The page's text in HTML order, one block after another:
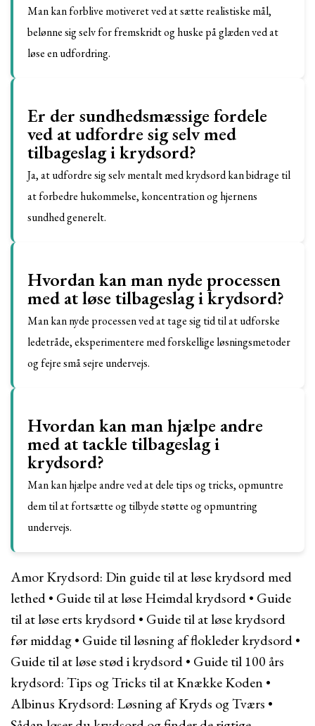
Man kan forblive motiveret ved at sætte realistiske mål,
belønne sig selv for fremskridt og huske på glæden ved at
løse en udfordring.
Er der sundhedsmæssige fordele
ved at udfordre sig selv med
tilbageslag i krydsord?
Ja, at udfordre sig selv mentalt med krydsord kan bidrage til
at forbedre hukommelse, koncentration og hjernens
sundhed generelt.
Hvordan kan man nyde processen
med at løse tilbageslag i krydsord?
Man kan nyde processen ved at tage sig tid til at udforske
ledetråde, eksperimentere med forskellige løsningsmetoder
og fejre små sejre undervejs.
Hvordan kan man hjælpe andre
med at tackle tilbageslag i
krydsord?
Man kan hjælpe andre ved at dele tips og tricks, opmuntre
dem til at fortsætte og tilbyde støtte og opmuntring
undervejs.
Amor Krydsord: Din guide til at løse krydsord med
lethed• Guide til at løse Heimdal krydsord• Guide
til at løse erts krydsord• Guide til at løse krydsord
før middag• Guide til løsning af flokleder krydsord•
Guide til at løse stød i krydsord• Guide til 100 års
krydsord: Tips og Tricks til at Knække Koden •
Albinus Krydsord: Løsning af Kryds og Tværs •